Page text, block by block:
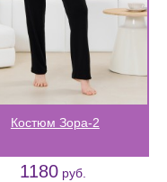
Костюм Зора-2
1180 руб.